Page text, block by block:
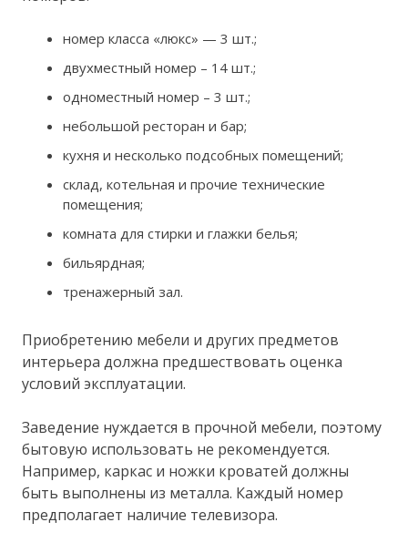
номер класса «люкс» — 3 шт.;
двухместный номер – 14 шт.;
одноместный номер – 3 шт.;
небольшой ресторан и бар;
кухня и несколько подсобных помещений;
склад, котельная и прочие технические
помещения;
комната для стирки и глажки белья;
бильярдная;
тренажерный зал.
Приобретению мебели и других предметов
интерьера должна предшествовать оценка
условий эксплуатации.
Заведение нуждается в прочной мебели, поэтому
бытовую использовать не рекомендуется.
Например, каркас и ножки кроватей должны
быть выполнены из металла. Каждый номер
предполагает наличие телевизора.